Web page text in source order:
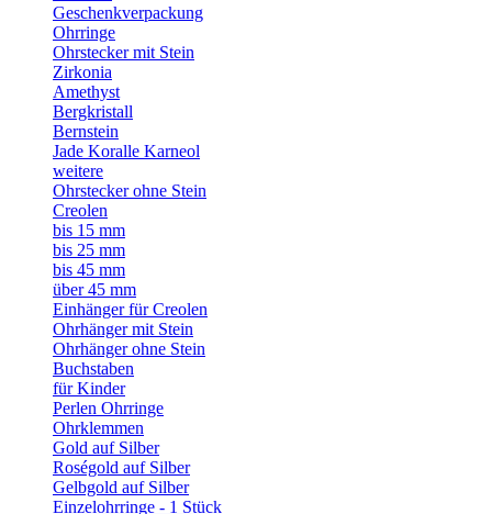
Geschenkverpackung
Ohrringe
Ohrstecker mit Stein
Zirkonia
Amethyst
Bergkristall
Bernstein
Jade Koralle Karneol
weitere
Ohrstecker ohne Stein
Creolen
bis 15 mm
bis 25 mm
bis 45 mm
über 45 mm
Einhänger für Creolen
Ohrhänger mit Stein
Ohrhänger ohne Stein
Buchstaben
für Kinder
Perlen Ohrringe
Ohrklemmen
Gold auf Silber
Roségold auf Silber
Gelbgold auf Silber
Einzelohrringe - 1 Stück